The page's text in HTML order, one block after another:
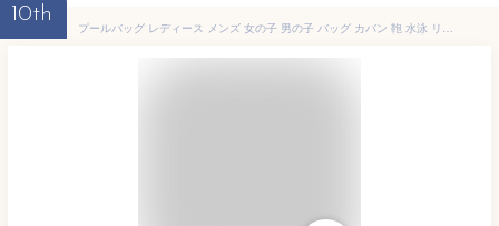
10th
プールバッグ レディース メンズ 女の子 男の子 バッグ カバン 鞄 水泳 リュック シューズ収納 ビーチバッグ大容量 軽量 おしゃれ スポーツバッグ フィットネス 運動 鞄 スイミング 夏 夏休み 海 ビーチ キッズ 子供 大人 旅行 プール 温泉